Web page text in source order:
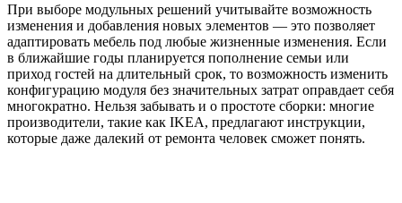
При выборе модульных решений учитывайте возможность
изменения и добавления новых элементов — это позволяет
адаптировать мебель под любые жизненные изменения. Если
в ближайшие годы планируется пополнение семьи или
приход гостей на длительный срок, то возможность изменить
конфигурацию модуля без значительных затрат оправдает себя
многократно. Нельзя забывать и о простоте сборки: многие
производители, такие как IKEA, предлагают инструкции,
которые даже далекий от ремонта человек сможет понять.